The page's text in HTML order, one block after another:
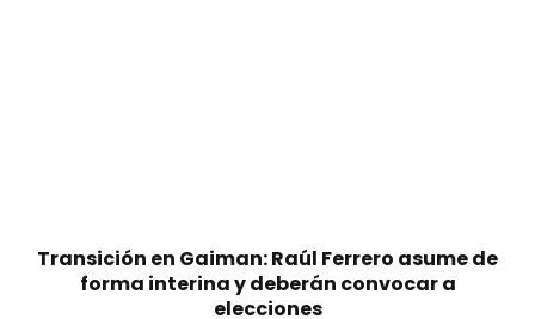
Transición en Gaiman: Raúl Ferrero asume de
forma interina y deberán convocar a
elecciones